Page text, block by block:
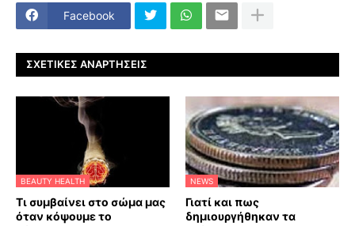
Facebook
ΣΧΕΤΙΚΈΣ ΑΝΑΡΤΉΣΕΙΣ
BEAUTY HEALTH
Τι συμβαίνει στο σώμα μας
όταν κόψουμε το
NEWS
Γιατί και πως
δημιουργήθηκαν τα